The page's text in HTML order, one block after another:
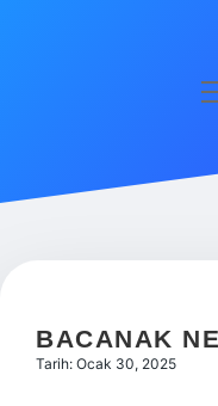
Hakkımızda
BACANAK
Tarih: Ocak 30, 2025